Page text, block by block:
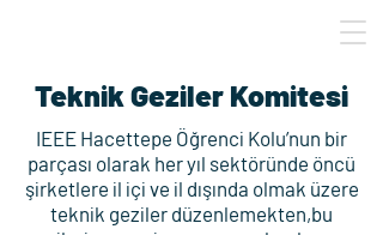
Teknik Geziler Komitesi
IEEE Hacettepe Öğrenci Kolu’nun bir
parçası olarak her yıl sektöründe öncü
şirketlere il içi ve il dışında olmak üzere
teknik geziler düzenlemekten,bu